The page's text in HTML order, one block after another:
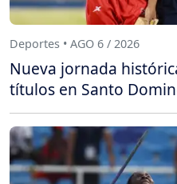
Deportes • AGO 6 / 2026
Nueva jornada
títulos en Santo